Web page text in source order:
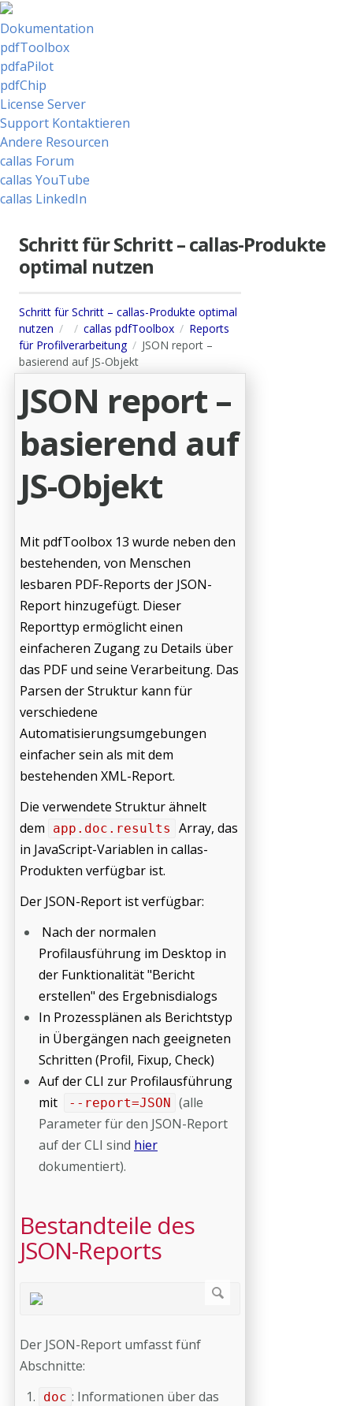
Dokumentation
pdfToolbox
pdfaPilot
pdfChip
License Server
Support Kontaktieren
Andere Resourcen
callas Forum
callas YouTube
callas LinkedIn
Schritt für Schritt – callas-Produkte
optimal nutzen
Schritt für Schritt – callas-Produkte optimal
nutzen
callas pdfToolbox
Reports
für Profilverarbeitung
JSON report –
basierend auf JS-Objekt
JSON report –
basierend auf
JS-Objekt
Mit pdfToolbox 13 wurde neben den
bestehenden, von Menschen
lesbaren PDF-Reports der JSON-
Report hinzugefügt. Dieser
Reporttyp ermöglicht einen
einfacheren Zugang zu Details über
das PDF und seine Verarbeitung. Das
Parsen der Struktur kann für
verschiedene
Automatisierungsumgebungen
einfacher sein als mit dem
bestehenden XML-Report.
Die verwendete Struktur ähnelt
dem
app.doc.results
Array, das
in JavaScript-Variablen in callas-
Produkten verfügbar ist.
Der JSON-Report ist verfügbar:
Nach der normalen
Profilausführung im Desktop in
der Funktionalität "Bericht
erstellen" des Ergebnisdialogs
In Prozessplänen als Berichtstyp
in Übergängen nach geeigneten
Schritten (Profil, Fixup, Check)
Auf der CLI zur Profilausführung
mit
--report=JSON (alle
Parameter für den JSON-Report
auf der CLI sind hier
dokumentiert).
Bestandteile des
JSON-Reports
Der JSON-Report umfasst fünf
Abschnitte:
doc : Informationen über das